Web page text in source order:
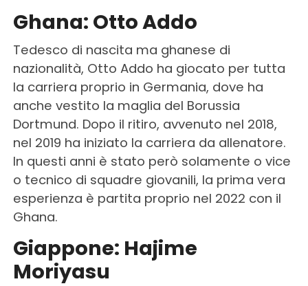
Ghana: Otto Addo
Tedesco di nascita ma ghanese di
nazionalità, Otto Addo ha giocato per tutta
la carriera proprio in Germania, dove ha
anche vestito la maglia del Borussia
Dortmund. Dopo il ritiro, avvenuto nel 2018,
nel 2019 ha iniziato la carriera da allenatore.
In questi anni è stato però solamente o vice
o tecnico di squadre giovanili, la prima vera
esperienza è partita proprio nel 2022 con il
Ghana.
Giappone: Hajime
Moriyasu